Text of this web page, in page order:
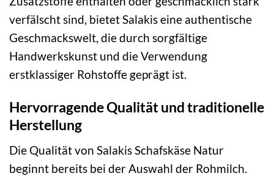
verfälscht sind, bietet Salakis eine authentische
Geschmackswelt, die durch sorgfältige
Handwerkskunst und die Verwendung
erstklassiger Rohstoffe geprägt ist.
Hervorragende Qualität und traditionelle
Herstellung
Die Qualität von Salakis Schafskäse Natur
beginnt bereits bei der Auswahl der Rohmilch.